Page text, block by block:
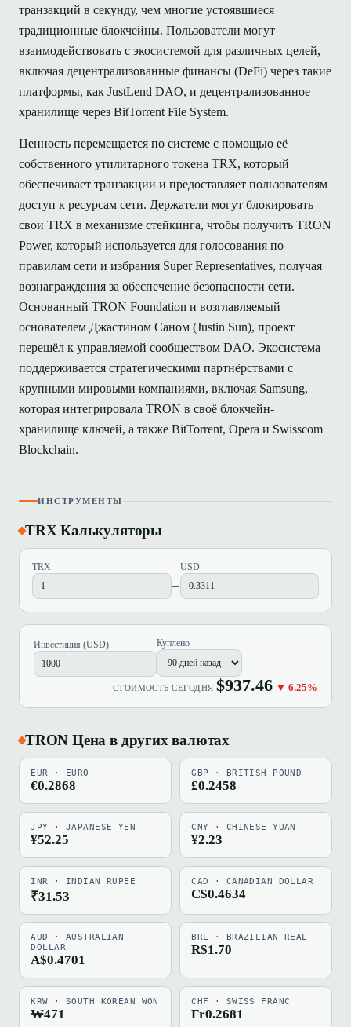
транзакций в секунду, чем многие устоявшиеся
традиционные блокчейны. Пользователи могут
взаимодействовать с экосистемой для различных целей,
включая децентрализованные финансы (DeFi) через такие
платформы, как JustLend DAO, и децентрализованное
хранилище через BitTorrent File System.
Ценность перемещается по системе с помощью её
собственного утилитарного токена TRX, который
обеспечивает транзакции и предоставляет пользователям
доступ к ресурсам сети. Держатели могут блокировать
свои TRX в механизме стейкинга, чтобы получить TRON
Power, который используется для голосования по
правилам сети и избрания Super Representatives, получая
вознаграждения за обеспечение безопасности сети.
Основанный TRON Foundation и возглавляемый
основателем Джастином Саном (Justin Sun), проект
перешёл к управляемой сообществом DAO. Экосистема
поддерживается стратегическими партнёрствами с
крупными мировыми компаниями, включая Samsung,
которая интегрировала TRON в своё блокчейн-
хранилище ключей, а также BitTorrent, Opera и Swisscom
Blockchain.
ИНСТРУМЕНТЫ
TRX Калькуляторы
TRX
=
USD
Инвестиция (USD) Куплено
СТОИМОСТЬ СЕГОДНЯ $937.46 ▼ 6.25%
TRON Цена в других валютах
EUR · EURO
€0.2868
GBP · BRITISH POUND
£0.2458
JPY · JAPANESE YEN
¥52.25
CNY · CHINESE YUAN
¥2.23
INR · INDIAN RUPEE
₹31.53
CAD · CANADIAN DOLLAR
C$0.4634
AUD · AUSTRALIAN
DOLLAR
A$0.4701
BRL · BRAZILIAN REAL
R$1.70
KRW · SOUTH KOREAN WON
₩471
CHF · SWISS FRANC
Fr0.2681